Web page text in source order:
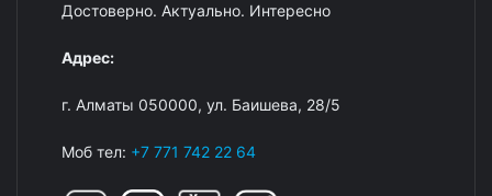
Достоверно. Актуально. Интересно
Адрес:
г. Алматы 050000, ул. Баишева, 28/5
Моб тел: +7 771 742 22 64